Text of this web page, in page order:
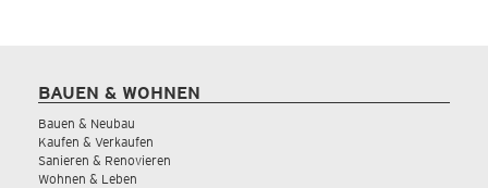
BAUEN & WOHNEN
Bauen & Neubau
Kaufen & Verkaufen
Sanieren & Renovieren
Wohnen & Leben